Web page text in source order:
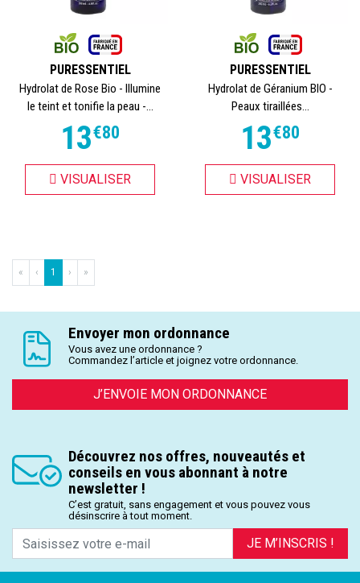
PURESSENTIEL
Hydrolat de Rose Bio - Illumine
le teint et tonifie la peau -...
13€80
VISUALISER
PURESSENTIEL
Hydrolat de Géranium BIO -
Peaux tiraillées...
13€80
VISUALISER
« ‹ 1 › »
Envoyer mon ordonnance
Vous avez une ordonnance ?
Commandez l’article et joignez votre ordonnance.
J’ENVOIE MON ORDONNANCE
Découvrez nos offres, nouveautés et
conseils en vous abonnant à notre
newsletter !
C’est gratuit, sans engagement et vous pouvez vous
désinscrire à tout moment.
JE M’INSCRIS !